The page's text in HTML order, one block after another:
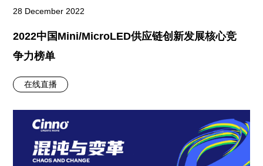
28 December 2022
2022中国Mini/MicroLED供应链创新发展核心竞
争力榜单
在线直播